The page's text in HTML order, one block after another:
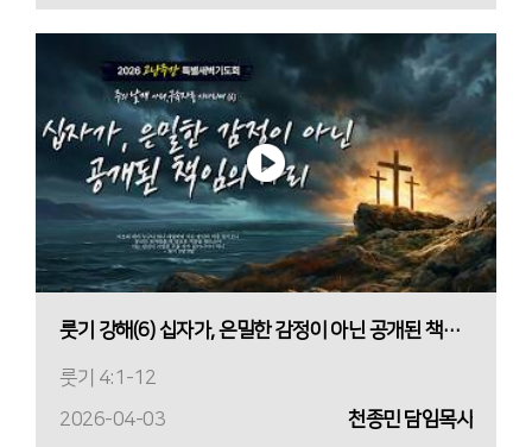
룻기 강해(6) 십자가, 은밀한 감정이 아닌 공개된 책임의 자리
룻기 4:1-12
2026-04-03
천종민 담임목사